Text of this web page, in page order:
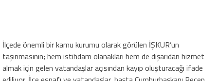
İlçede önemli bir kamu kurumu olarak görülen İŞKUR’un
taşınmasının; hem istihdam olanakları hem de dışarıdan hizmet
almak için gelen vatandaşlar açısından kayıp oluşturacağı ifade